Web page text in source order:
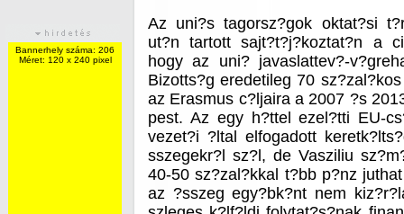
Bannerhely száma: 206
Méret: 120 x 240 pixel
Az uni?s tagorsz?gok oktat?si
ut?n tartott sajt?t?j?koztat?n a
hogy az uni? javaslattev?-
Bizotts?g eredetileg 70
az Erasmus c?ljaira a 2007 ?s
pest. Az egy h?ttel ezel?tti EU-
vezet?i ?ltal elfogadott
sszegekr?l sz?l, de Vasziliu
40-50 sz?zal?kkal t?bb p?nz
az ?sszeg egy?bk?nt nem